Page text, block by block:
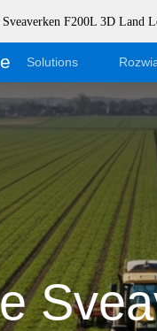
Sveaverken F200L 3D
Solutions